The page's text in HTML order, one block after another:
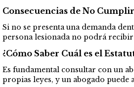
Consecuencias de No
Si no se presenta una demanda
persona lesionada no podrá
¿Cómo Saber Cuál es el
Es fundamental consultar con un
propias leyes, y un abogado